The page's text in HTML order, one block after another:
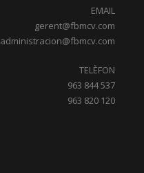
EMAIL
gerent@fbmcv.com
administracion@fbmcv.com
TELÈFON
963 844 537
963 820 120